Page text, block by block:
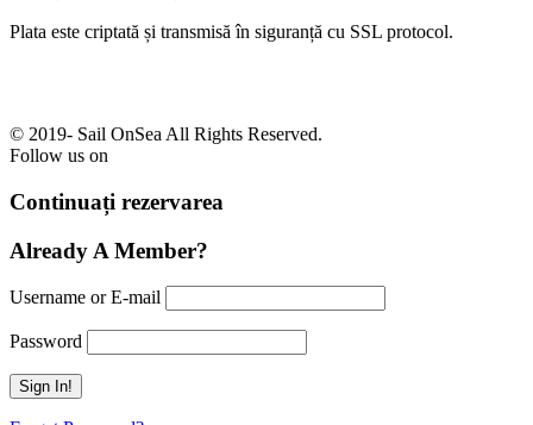
Plata este criptată și transmisă în siguranță cu SSL protocol.
© 2019- Sail OnSea All Rights Reserved.
Follow us on
Continuați rezervarea
Already A Member?
Username or E-mail
Password